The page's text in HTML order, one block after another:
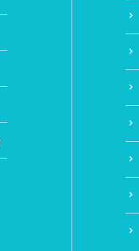
chevron_right
chevron_right
chevron_right
chevron_right
chevron_right
chevron_right
chevron_right